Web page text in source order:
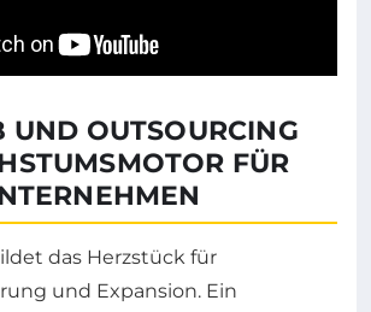
UND OUTSOURCING
FÜR
das Herzstück für
und Expansion. Ein